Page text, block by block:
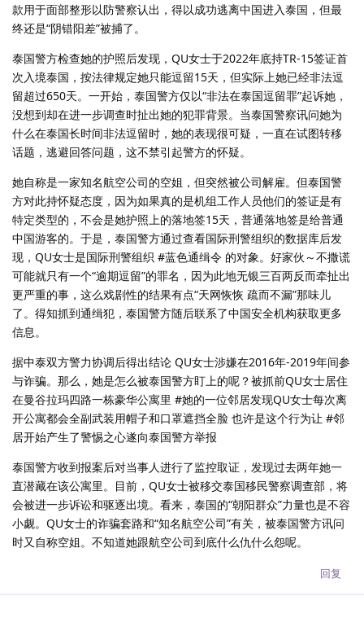
款用于面部整形以防警察认出，得以成功逃离中国进入泰国，但最
终还是“阴错阳差”被捕了。
泰国警方检查她的护照后发现，QU女士于2022年底持TR-15签证首
次入境泰国，按法律规定她只能逗留15天，但实际上她已经非法逗
留超过650天。一开始，泰国警方仅以“非法在泰国逗留罪”起诉她，
没想到却在进一步调查时扯出她的犯罪背景。当泰国警察讯问她为
什么在泰国长时间非法逗留时，她的表现很可疑，一直在试图转移
话题，逃避回答问题，这不禁引起警方的怀疑。
她自称是一家知名航空公司的空姐，但突然被公司解雇。但泰国警
方对此持怀疑态度，因为如果真的是机组工作人员他们的签证是有
特定类型的，不会是她护照上的落地签15天，普通落地签是给普通
中国游客的。于是，泰国警方通过查看国际刑警组织的数据库后发
现，QU女士是国际刑警组织 #蓝色通缉令 的对象。好家伙～不撒谎
可能就只有一个“逾期逗留”的罪名，因为此地无银三百两反而牵扯出
更严重的事，这么戏剧性的结果有点“天网恢恢 疏而不漏”那味儿
了。得知抓到通缉犯，泰国警方随后联系了中国安全机构获取更多
信息。
据中泰双方警力协调后得出结论 QU女士涉嫌在2016年-2019年间参
与诈骗。那么，她是怎么被泰国警方盯上的呢？被抓前QU女士居住
在曼谷拉玛四路一栋豪华公寓里 #她的一位邻居发现QU女士每次离
开公寓都会全副武装用帽子和口罩遮挡全脸 也许是这个行为让 #邻
居开始产生了警惕之心遂向泰国警方举报
泰国警方收到报案后对当事人进行了监控取证，发现过去两年她一
直潜藏在该公寓里。目前，QU女士被移交泰国移民警察调查部，将
会被进一步诉讼和驱逐出境。看来，泰国的“朝阳群众”力量也是不容
小觑。QU女士的诈骗套路和“知名航空公司”有关，被泰国警方讯问
时又自称空姐。不知道她跟航空公司到底什么仇什么怨呢。
回复